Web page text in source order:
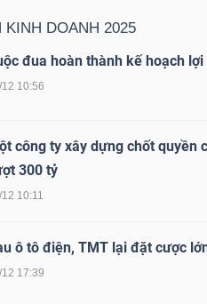
KINH DOANH 2025
đua hoàn thành kế hoạch
10:56
công ty xây dựng chốt quyền
300 tỷ
12 10:11
ô tô điện, TMT lại đặt cược
12 17:39